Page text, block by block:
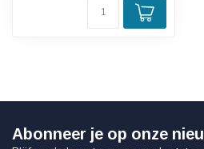
Abonneer je op onze